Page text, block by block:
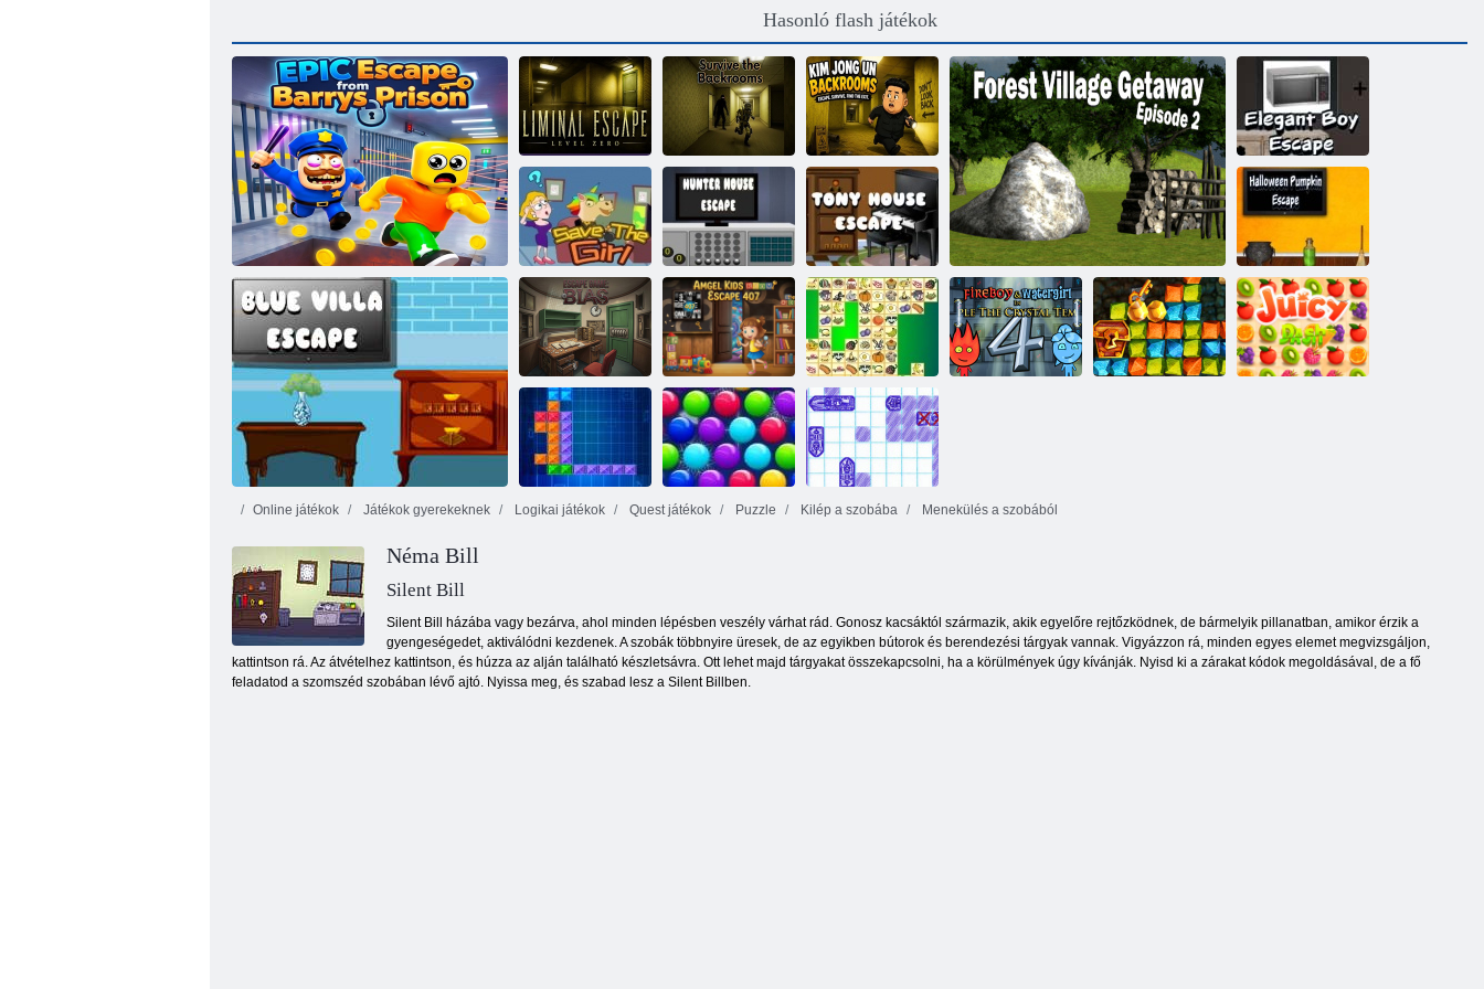
Hasonló flash játékok
EPIC Escape from Barrys Prison
Liminal Escape:
nulladik szint
Túlélni a
háttérszobákat
Kim Dzsong Un
háttérszobák
Elegáns fiú
menekülés
Mentsd meg a
lányt
Hunter House
menekülés
Kék Villa Escape
Tony House
menekülés
Halloween tök
menekülés
Bias Escape
játék
Amgel Kids
Room Escape
407
Kris Mahjong
Online játékok Játékok gyerekeknek Logikai játékok Quest játékok Puzzle Kilép a szobába Menekülés a szobából
Néma Bill
Silent Bill
Silent Bill házába vagy bezárva, ahol minden lépésben veszély várhat rád. Gonosz kacsáktól származik, akik egyelőre rejtőzködnek, de bármelyik pillanatban, amikor érzik a
gyengeségedet, aktiválódni kezdenek. A szobák többnyire üresek, de az egyikben bútorok és berendezési tárgyak vannak. Vigyázzon rá, minden egyes elemet megvizsgáljon,
kattintson rá. Az átvételhez kattintson, és húzza az alján található készletsávra. Ott lehet majd tárgyakat összekapcsolni, ha a körülmények úgy kívánják. Nyisd ki a zárakat kódok megoldásával, de a fő
feladatod a szomszéd szobában lévő ajtó. Nyissa meg, és szabad lesz a Silent Billben.